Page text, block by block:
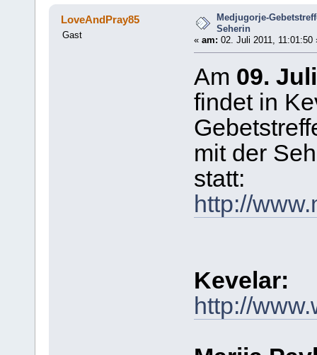
LoveAndPray85
Gast
Medjugorje-
Seherin
« am: 02. Juli 2011, 11:01:50
Am 09.
findet in
mit der
statt:
http://
Kevelar:
http://